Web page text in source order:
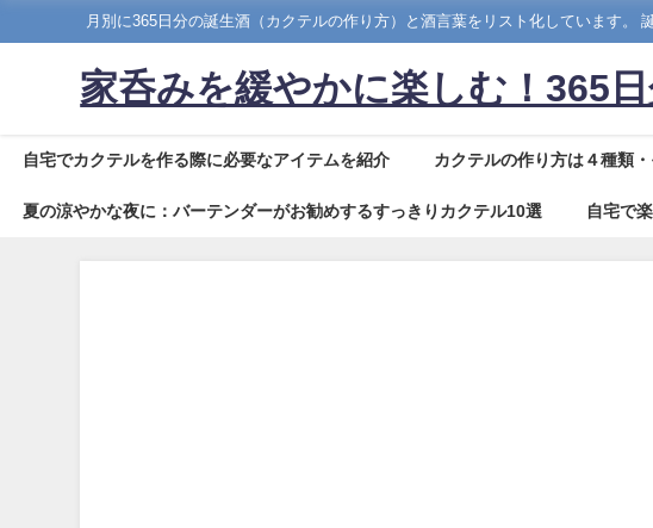
月別に365日分の誕生酒（カクテルの作り方）と酒言葉をリスト化しています。
家呑みを緩やかに楽しむ！365
自宅でカクテルを作る際に必要なアイテムを紹介 カクテルの作り方は４種類
夏の涼やかな夜に：バーテンダーがお勧めするすっきりカクテル10選 自宅で